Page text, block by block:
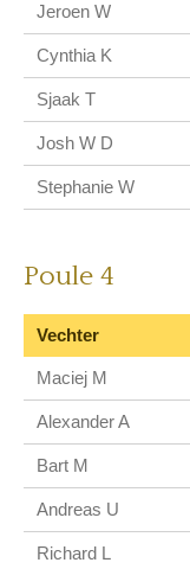
Jeroen W
Cynthia K
Sjaak T
Josh W D
Stephanie W
Poule 4
Vechter
Maciej M
Alexander A
Bart M
Andreas U
Richard L